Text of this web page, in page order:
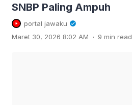
SNBP Paling Ampuh
portal jawaku
Maret 30, 2026 8:02 AM . 9 min read